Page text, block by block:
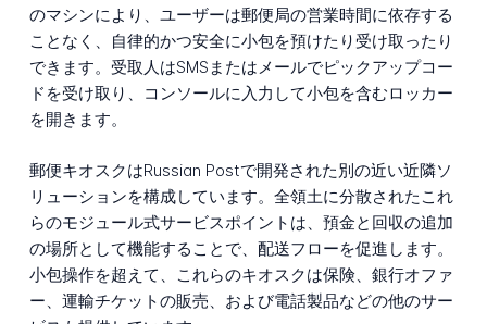
のマシンにより、ユーザーは郵便局の営業時間に依存する
ことなく、自律的かつ安全に小包を預けたり受け取ったり
できます。受取人はSMSまたはメールでピックアップコー
ドを受け取り、コンソールに入力して小包を含むロッカー
を開きます。
郵便キオスクはRussian Postで開発された別の近い近隣ソ
リューションを構成しています。全領土に分散されたこれ
らのモジュール式サービスポイントは、預金と回収の追加
の場所として機能することで、配送フローを促進します。
小包操作を超えて、これらのキオスクは保険、銀行オファ
ー、運輸チケットの販売、および電話製品などの他のサー